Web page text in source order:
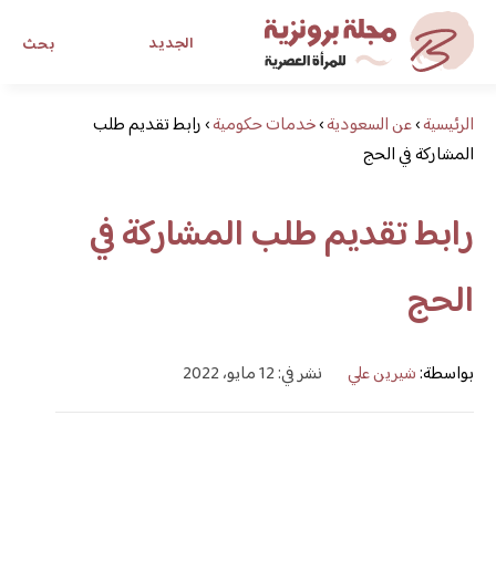
بحث الجديد
مجلة برونزية للفتاة العصريةالرئيسية›عن السعودية›خدمات حكومية›رابط تقديم طلب
المشاركة في الحج
رابط تقديم طلب المشاركة في
الحج
بواسطة:شيرين علي نشر في: 12 مايو، 2022